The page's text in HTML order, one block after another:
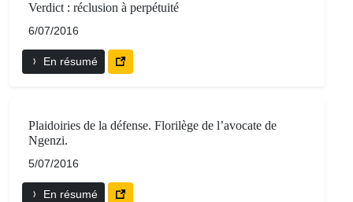
Verdict : réclusion à perpétuité
6/07/2016
En résumé
Plaidoiries de la défense. Florilège de l’avocate de
Ngenzi.
5/07/2016
En résumé